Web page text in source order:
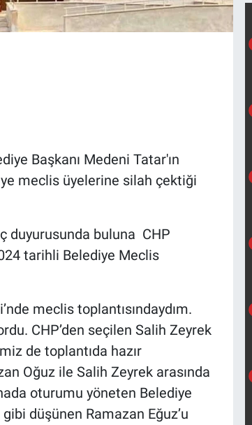
Başkanı Medeni Tatar'ın
meclis üyelerine silah çektiği
duyurusunda buluna CHP
tarihli Belediye Meclis
meclis toplantısındaydım.
CHP’den seçilen Salih Zeyrek
de toplantıda hazır
Oğuz ile Salih Zeyrek arasında
oturumu yöneten Belediye
düşünen Ramazan Eğuz’u